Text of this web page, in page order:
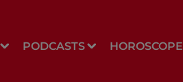
PODCASTS HOROSCOPE